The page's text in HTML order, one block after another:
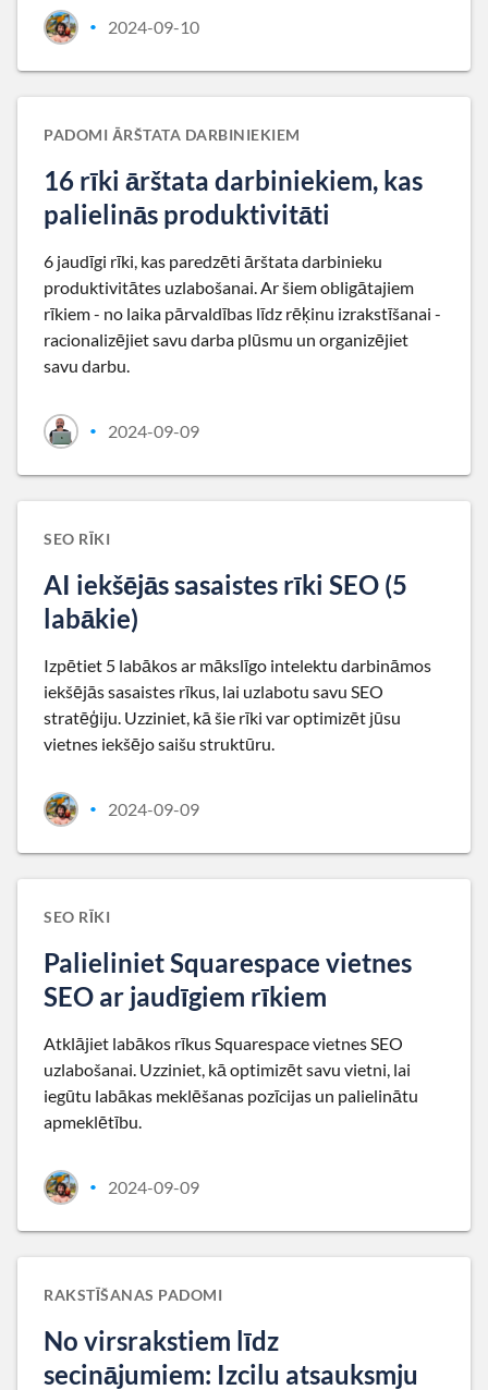
• 2024-09-10
PADOMI ĀRŠTATA DARBINIEKIEM
16 rīki ārštata darbiniekiem, kas
palielinās produktivitāti
6 jaudīgi rīki, kas paredzēti ārštata darbinieku
produktivitātes uzlabošanai. Ar šiem obligātajiem
rīkiem - no laika pārvaldības līdz rēķinu izrakstīšanai -
racionalizējiet savu darba plūsmu un organizējiet
savu darbu.
• 2024-09-09
SEO RĪKI
AI iekšējās sasaistes rīki SEO (5
labākie)
Izpētiet 5 labākos ar mākslīgo intelektu darbināmos
iekšējās sasaistes rīkus, lai uzlabotu savu SEO
stratēģiju. Uzziniet, kā šie rīki var optimizēt jūsu
vietnes iekšējo saišu struktūru.
• 2024-09-09
SEO RĪKI
Palieliniet Squarespace vietnes
SEO ar jaudīgiem rīkiem
Atklājiet labākos rīkus Squarespace vietnes SEO
uzlabošanai. Uzziniet, kā optimizēt savu vietni, lai
iegūtu labākas meklēšanas pozīcijas un palielinātu
apmeklētību.
• 2024-09-09
RAKSTĪŠANAS PADOMI
No virsrakstiem līdz
secinājumiem: Izcilu atsauksmju